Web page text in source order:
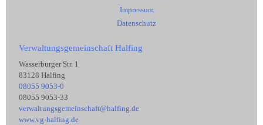
Impressum
Datenschutz
Verwaltungsgemeinschaft Halfing
Wasserburger Str. 1
83128 Halfing
08055 9053-0
08055 9053-33
verwaltungsgemeinschaft@halfing.de
www.vg-halfing.de